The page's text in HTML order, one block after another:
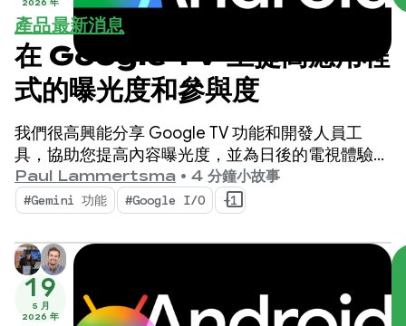
2026 年
產品最新消息
在 Google TV 上提高應用程
式的曝光度和參與度
我們很高興能分享 Google TV 功能和開發人員工
具，協助您提高內容曝光度，並為日後的電視體驗做
好準備。
Paul Lammertsma • 4 分鐘小故事
#Gemini 功能 #Google I/O +1
19
5 月
2026 年